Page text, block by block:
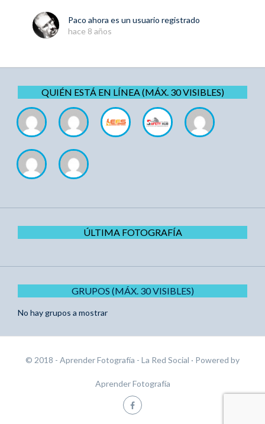
Paco ahora es un usuario registrado
hace 8 años
QUIÉN ESTÁ EN LÍNEA (MÁX. 30 VISIBLES)
ÚLTIMA FOTOGRAFÍA
GRUPOS (MÁX. 30 VISIBLES)
No hay grupos a mostrar
© 2018 - Aprender Fotografía - La Red Social · Powered by
Aprender Fotografía